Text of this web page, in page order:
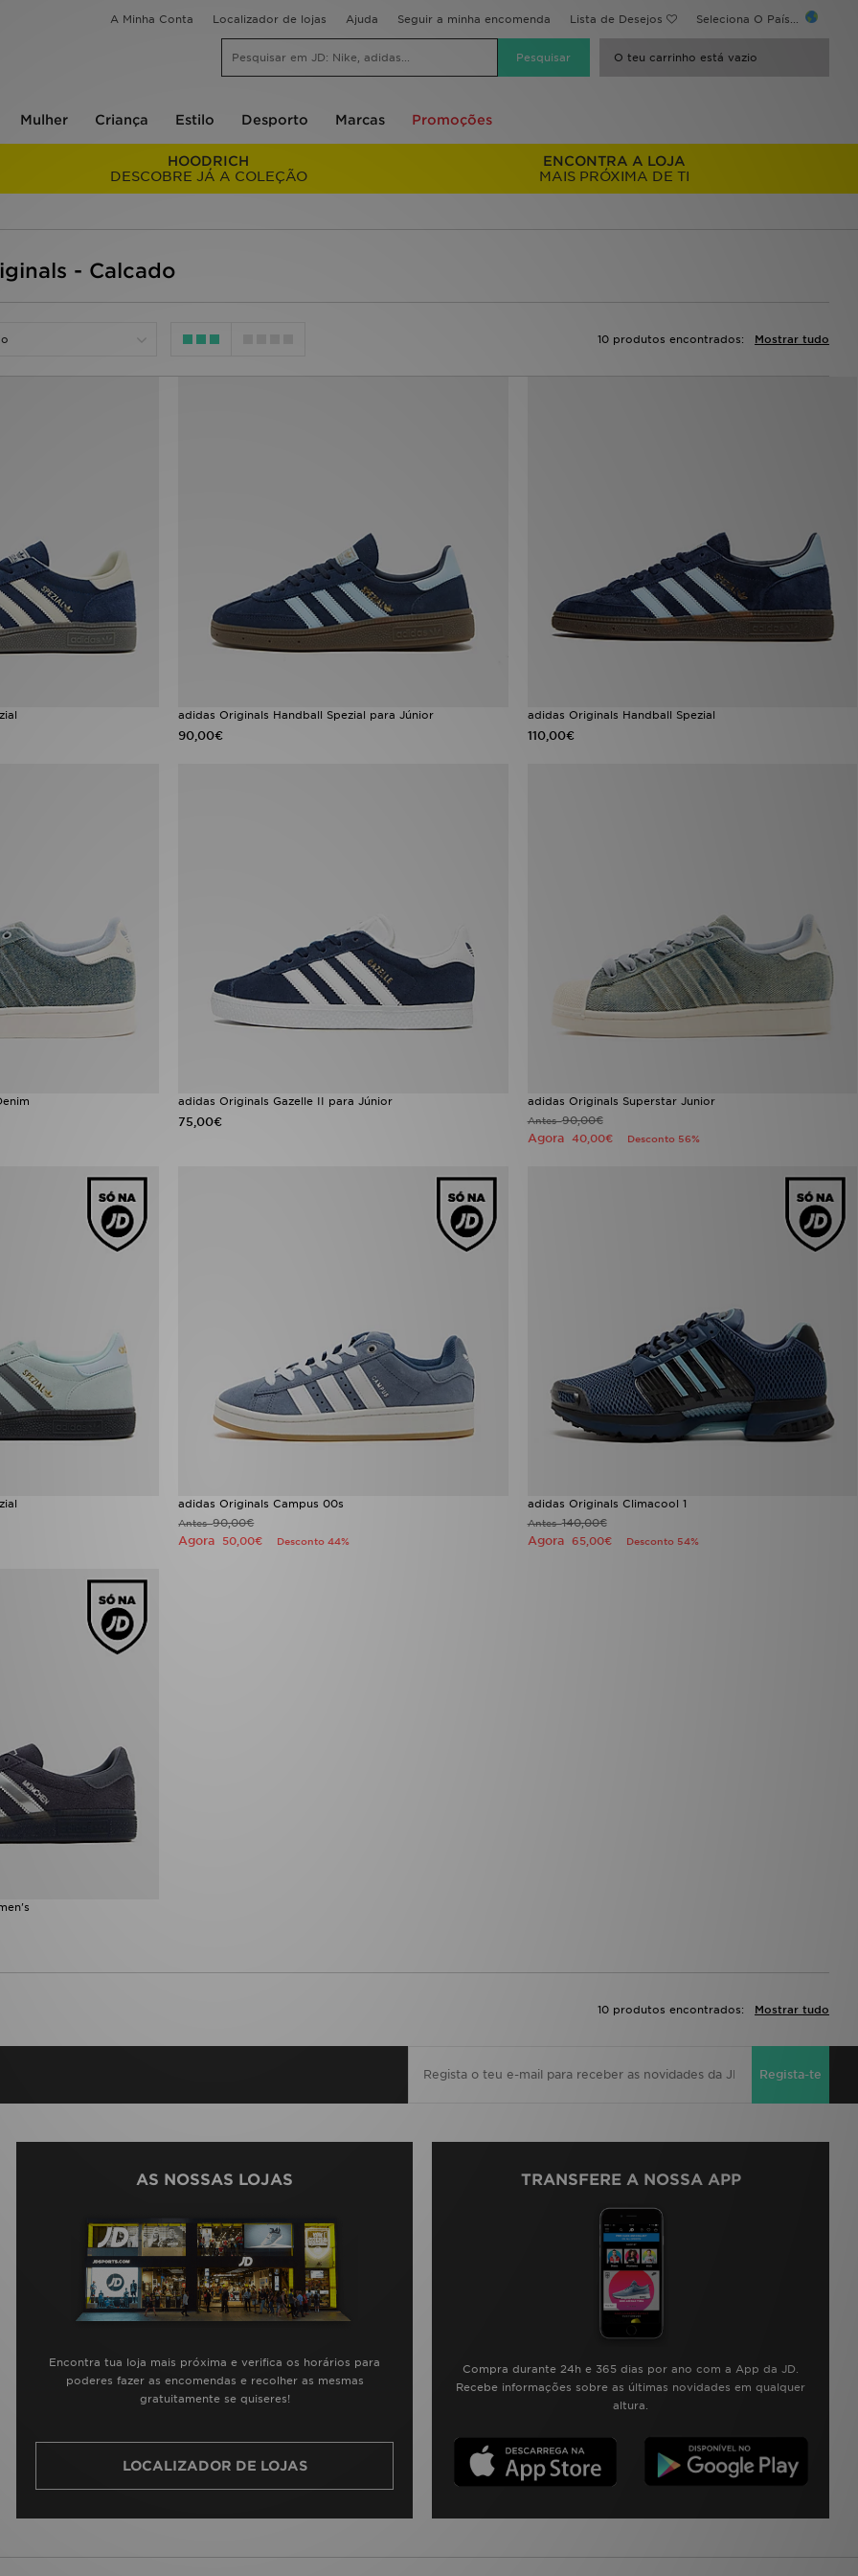
A Minha Conta Localizador de lojas Ajuda Seguir a minha encomenda Lista de Desejos Seleciona O País...
O teu carrinho está vazio
Mulher Criança Estilo Desporto Marcas Promoções
HOODRICH
DESCOBRE JÁ A COLEÇÃO
ENCONTRA A LOJA
MAIS PRÓXIMA DE TI
- Calcado
Mostrar tudo
10 produtos encontrados:
adidas Originals Handball Spezial para Júnior
90,00€
adidas Originals Handball Spezial
110,00€
adidas Originals Gazelle II para Júnior
75,00€
adidas Originals Superstar Junior
Antes90,00€
Agora 40,00€ Desconto 56%
adidas Originals Campus 00s
Antes90,00€
Agora 50,00€ Desconto 44%
adidas Originals Climacool 1
Antes140,00€
Agora 65,00€ Desconto 54%
Mostrar tudo
10 produtos encontrados:
Regista-te
AS NOSSAS LOJAS
Encontra tua loja mais próxima e verifica os horários para
poderes fazer as encomendas e recolher as mesmas
gratuitamente se quiseres!
LOCALIZADOR DE LOJAS
TRANSFERE A NOSSA APP
Compra durante 24h e 365 dias por ano com a App da JD.
Recebe informações sobre as últimas novidades em qualquer
altura.